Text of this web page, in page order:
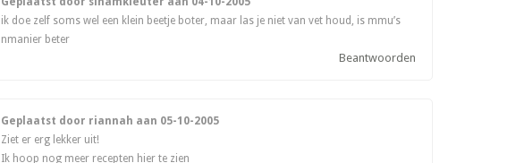
ik doe zelf soms wel een klein beetje boter, maar las je niet van vet houd, is mmu’s
nmanier beter
Beantwoorden
Geplaatst door riannah aan 05-10-2005
Ziet er erg lekker uit!
Ik hoop nog meer recepten hier te zien